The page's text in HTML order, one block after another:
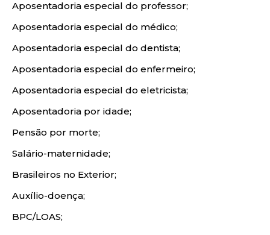
Aposentadoria especial do professor;
Aposentadoria especial do médico;
Aposentadoria especial do dentista;
Aposentadoria especial do enfermeiro;
Aposentadoria especial do eletricista;
Aposentadoria por idade;
Pensão por morte;
Salário-maternidade;
Brasileiros no Exterior;
Auxílio-doença;
BPC/LOAS;